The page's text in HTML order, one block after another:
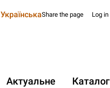
УкраїнськаShare the page Log in
Актуальне Каталог